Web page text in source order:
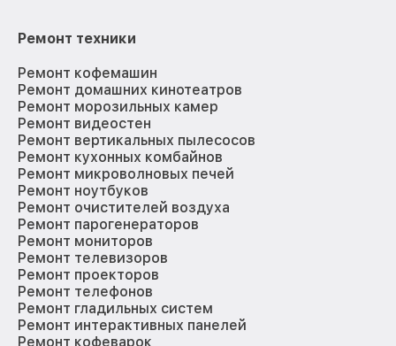
Ремонт техники
Ремонт кофемашин
Ремонт домашних кинотеатров
Ремонт морозильных камер
Ремонт видеостен
Ремонт вертикальных пылесосов
Ремонт кухонных комбайнов
Ремонт микроволновых печей
Ремонт ноутбуков
Ремонт очистителей воздуха
Ремонт парогенераторов
Ремонт мониторов
Ремонт телевизоров
Ремонт проекторов
Ремонт телефонов
Ремонт гладильных систем
Ремонт интерактивных панелей
Ремонт кофеварок